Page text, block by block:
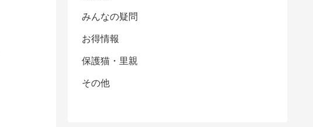
みんなの疑問
お得情報
保護猫・里親
その他